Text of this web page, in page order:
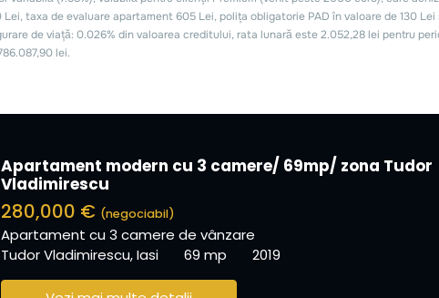
Apartament modern cu 3 camere/ 69mp/ zona Tudor
Vladimirescu
280,000 € (negociabil)
Apartament cu 3 camere de vânzare
Tudor Vladimirescu, Iasi
69 mp 2019